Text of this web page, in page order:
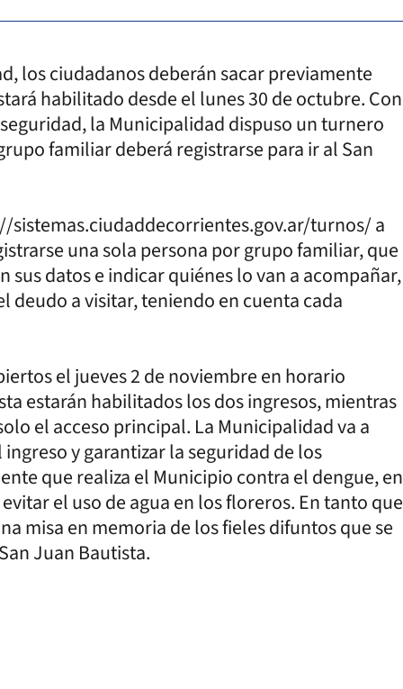
los ciudadanos deberán sacar previamente
habilitado desde el lunes 30 de octubre. Con
la Municipalidad dispuso un turnero
familiar deberá registrarse para ir al San
sistemas.ciudaddecorrientes.gov.ar/turnos/ a
una sola persona por grupo familiar, que
datos e indicar quiénes lo van a acompañar,
deudo a visitar, teniendo en cuenta cada
el jueves 2 de noviembre en horario
estarán habilitados los dos ingresos, mientras
el acceso principal. La Municipalidad va a
y garantizar la seguridad de los
que realiza el Municipio contra el dengue, en
el uso de agua en los floreros. En tanto que
misa en memoria de los fieles difuntos que se
Juan Bautista.